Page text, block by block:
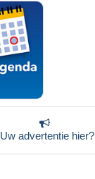
Uw advertentie hier?